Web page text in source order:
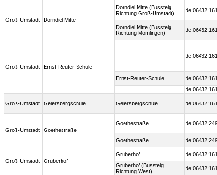
Groß-Umstadt Dorndiel Mitte
Dorndiel Mitte (Bussteig
Richtung Groß-Umstadt)
Dorndiel Mitte (Bussteig
Richtung Mömlingen)
Groß-Umstadt Ernst-Reuter-Schule
Ernst-Reuter-Schule
Groß-Umstadt Geiersbergschule Geiersbergschule
Groß-Umstadt Goethestraße
Goethestraße
Goethestraße
Groß-Umstadt Gruberhof
Gruberhof
Gruberhof (Bussteig
Richtung West)